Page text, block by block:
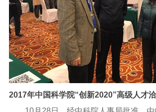
2017年中国科学院“创新2020”高级人才